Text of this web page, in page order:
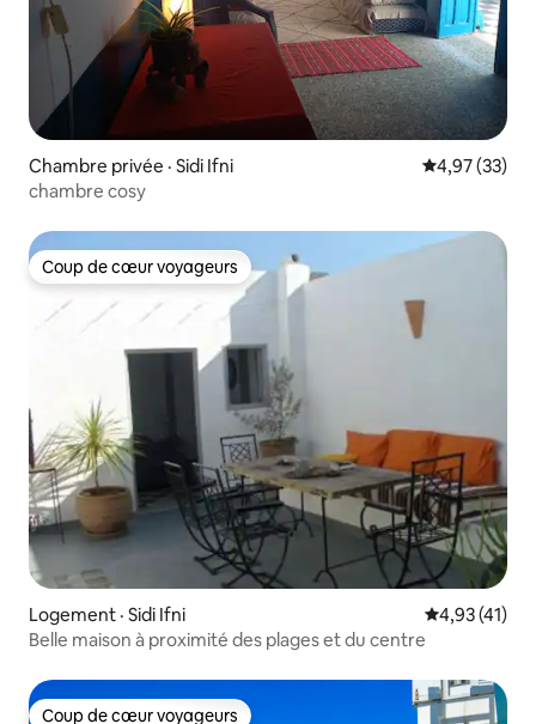
Chambre privée · Sidi Ifni Note
4,97 (33)
chambre cosy
Coup de cœur voyageurs
Coup de cœur voyageurs
Logement · Sidi Ifni Note
4,93 (41)
Belle maison à proximité des plages et du centre
Coup de cœur voyageurs